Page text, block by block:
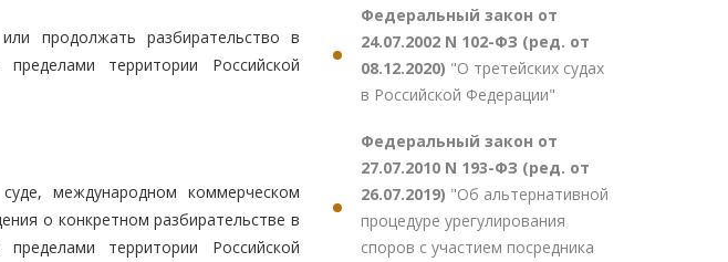
продолжать разбирательство в
территории Российской
международном коммерческом
о конкретном разбирательстве в
территории Российской
Федеральный закон от
24.07.2002 N 102-ФЗ (ред. от
08.12.2020) "О третейских судах
в Российской Федерации"
Федеральный закон от
27.07.2010 N 193-ФЗ (ред. от
26.07.2019) "Об альтернативной
процедуре урегулирования
споров с участием посредника